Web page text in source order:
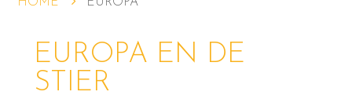
HOME EUROPA
EUROPA EN DE
STIER